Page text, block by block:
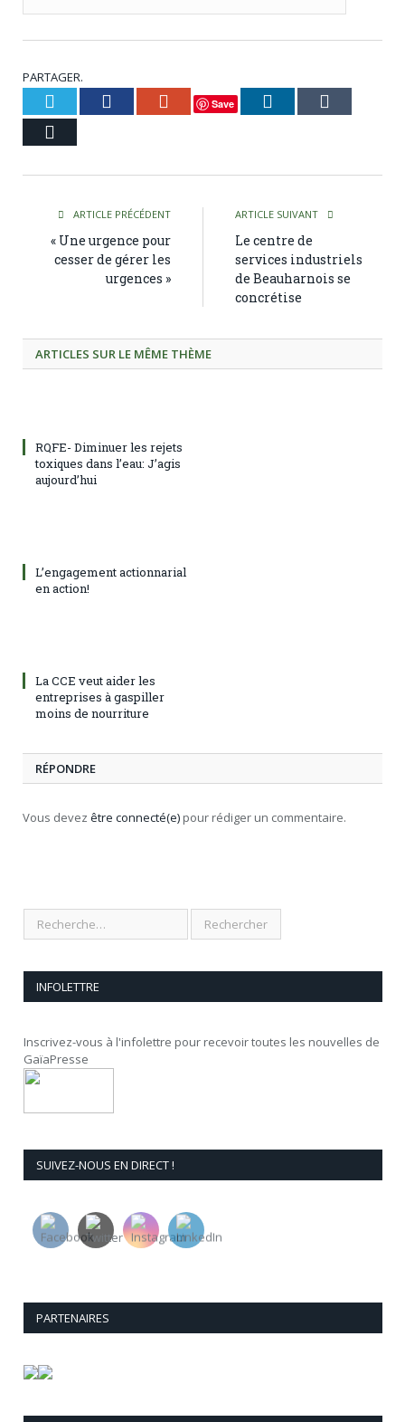
PARTAGER.
Twitter Facebook Google+
Save LinkedIn
ARTICLE PRÉCÉDENT
« Une urgence pour
cesser de gérer les
urgences »
ARTICLE SUIVANT
Le centre de
services industriels
de Beauharnois se
concrétise
ARTICLES SUR LE MÊME THÈME
RQFE- Diminuer les rejets
toxiques dans l’eau: J’agis
aujourd’hui
L’engagement actionnarial
en action!
La CCE veut aider les
entreprises à gaspiller
moins de nourriture
RÉPONDRE
Vous devez être connecté(e) pour rédiger un commentaire.
INFOLETTRE
Inscrivez-vous à l'infolettre pour recevoir toutes les nouvelles de
GaïaPresse
SUIVEZ-NOUS EN DIRECT !
PARTENAIRES